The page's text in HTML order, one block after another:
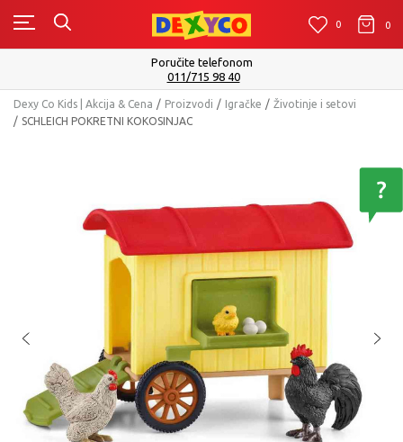
0 0 0
Isporuku možete očekivati u roku od 2 do 4 radna dana!
Pogledaj više
Dexy Co Kids | Akcija & Cena Proizvodi Igračke
Životinje i setovi
SCHLEICH POKRETNI KOKOSINJAC